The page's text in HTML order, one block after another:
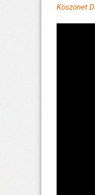
Köszönet